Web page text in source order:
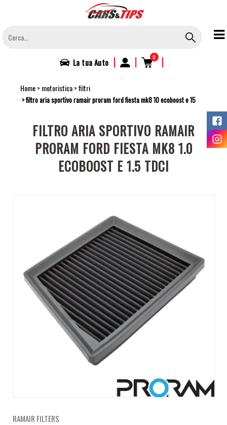
contenuto
principale
La tuaAuto | | 0 |
Home motoristica filtri
filtro aria sportivo ramair proram ford fiesta mk8 10 ecoboost e 15
FILTRO ARIA SPORTIVO RAMAIR
PRORAM FORD FIESTA MK8 1.0
ECOBOOST E 1.5 TDCI
RAMAIR FILTERS